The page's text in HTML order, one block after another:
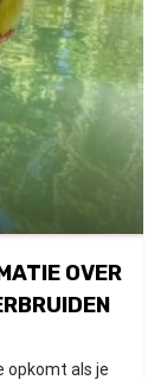
OVER
opkomt als je